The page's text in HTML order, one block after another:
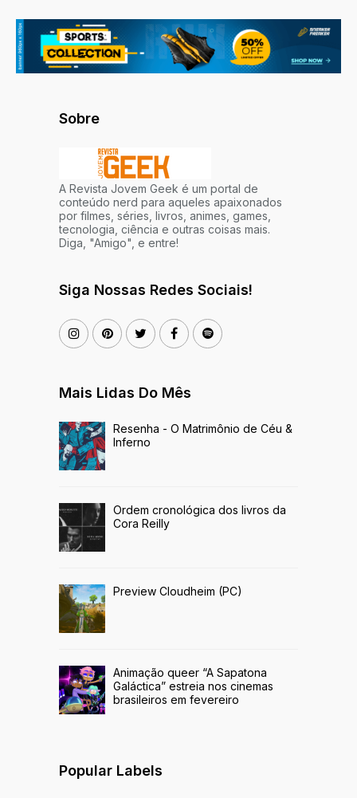
Sobre
A Revista Jovem Geek é um portal de
conteúdo nerd para aqueles apaixonados
por filmes, séries, livros, animes, games,
tecnologia, ciência e outras coisas mais.
Diga, "Amigo", e entre!
Siga Nossas Redes Sociais!
Mais Lidas Do Mês
Resenha - O Matrimônio de Céu &
Inferno
Ordem cronológica dos livros da
Cora Reilly
Preview Cloudheim (PC)
Animação queer “A Sapatona
Galáctica” estreia nos cinemas
brasileiros em fevereiro
Popular Labels